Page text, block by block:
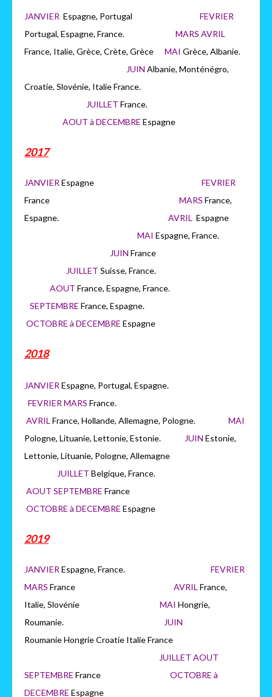
JANVIER Espagne, Portugal FEVRIER
Portugal, Espagne, France. MARS AVRIL
France, Italie, Grèce, Crète, Grèce MAI Grèce, Albanie.
JUIN Albanie, Monténégro,
Croatie, Slovénie, Italie France.
JUILLET France.
AOUT à DECEMBRE Espagne
2017
JANVIER Espagne FEVRIER
France MARS France,
Espagne. AVRIL Espagne
MAI Espagne, France.
JUIN France
JUILLET Suisse, France.
AOUT France, Espagne, France.
SEPTEMBRE France, Espagne.
OCTOBRE à DECEMBRE Espagne
2018
JANVIER Espagne, Portugal, Espagne.
FEVRIER MARS France.
AVRIL France, Hollande, Allemagne, Pologne. MAI
Pologne, Lituanie, Lettonie, Estonie.
JUIN Estonie,
Lettonie, Lituanie, Pologne, Allemagne
JUILLET Belgique, France.
AOUT SEPTEMBRE France
OCTOBRE à DECEMBRE Espagne
2019
JANVIER Espagne, France. FEVRIER
MARS France AVRIL France,
Italie, Slovénie MAI Hongrie,
Roumanie.
JUIN
Roumanie Hongrie Croatie Italie France
JUILLET AOUT
SEPTEMBRE France OCTOBRE à
DECEMBRE Espagne